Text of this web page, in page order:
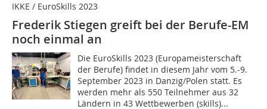
IKKE / EuroSkills 2023
Frederik Stiegen greift bei der Berufe-EM
noch einmal an
Die EuroSkills 2023 (Europameisterschaft
der Berufe) findet in diesem Jahr vom 5.-9.
September 2023 in Danzig/Polen statt. Es
werden mehr als 550 Teilnehmer aus 32
Ländern in 43 Wettbewerben (skills)...